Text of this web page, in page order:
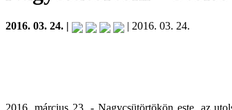
2016. 03. 24. | | 2016. 03. 24.
2016. március 23. - Nagycsütörtökön este, az